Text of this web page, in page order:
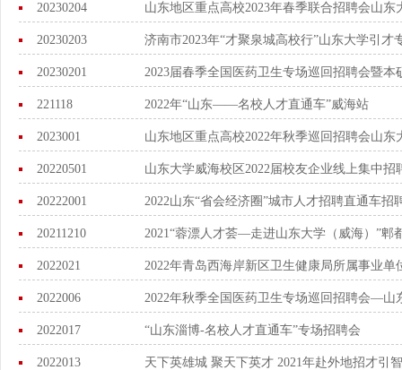
20230204 山东地区重点高校2023年春季联合招聘会山东
20230203 济南市2023年“才聚泉城高校行”山东大学引才
20230201 2023届春季全国医药卫生专场巡回招聘会暨
221118 2022年“山东——名校人才直通车”威海站
2023001 山东地区重点高校2022年秋季巡回招聘会山东
20220501 山东大学威海校区2022届校友企业线上集中招
20222001 2022山东“省会经济圈”城市人才招聘直通车招
20211210 2021“蓉漂人才荟—走进山东大学（威海）”郫
2022021 2022年青岛西海岸新区卫生健康局所属事业单
2022006 2022年秋季全国医药卫生专场巡回招聘会—山
2022017 “山东淄博-名校人才直通车”专场招聘会
2022013 天下英雄城 聚天下英才 2021年赴外地招才引